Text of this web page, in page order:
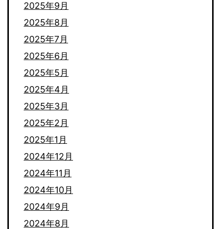
2025年9月
2025年8月
2025年7月
2025年6月
2025年5月
2025年4月
2025年3月
2025年2月
2025年1月
2024年12月
2024年11月
2024年10月
2024年9月
2024年8月